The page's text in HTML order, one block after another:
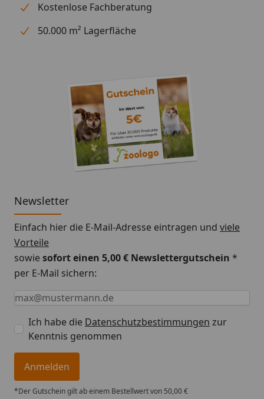
Kostenlose Fachberatung
50.000 m² Lagerfläche
Newsletter
Einfach hier die E-Mail-Adresse eintragen und viele
Vorteile
sowiesofort einen 5,00 € Newslettergutschein *
per E-Mail sichern:
Keine Eingabe erforderlich
Eingabe erforderlich
E-Mail *
Ich habe die Datenschutzbestimmungen zur
Kenntnis genommen
Anmelden
*Der Gutschein gilt ab einem Bestellwert von 50,00 €